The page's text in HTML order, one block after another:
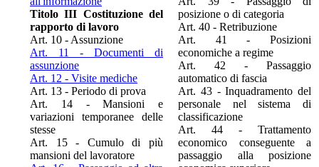
Titolo III Costituzione del
rapporto di lavoro
Art. 10 - Assunzione
Art. 11 - Documenti di
assunzione
Art. 12 - Visite mediche
Art. 13 - Periodo di prova
Art. 14 - Mansioni e
variazioni temporanee delle
stesse
Art. 15 - Cumulo di più
mansioni del lavoratore
posizione o di categoria
Art. 40 - Retribuzione
Art. 41 - Posizioni
economiche a regime
Art. 42 - Passaggio
automatico di fascia
Art. 43 - Inquadramento del
personale nel sistema di
classificazione
Art. 44 - Trattamento
economico conseguente a
passaggio alla posizione